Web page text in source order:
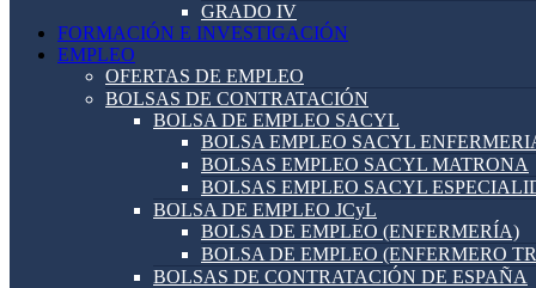
GRADO IV
FORMACIÓN E INVESTIGACIÓN
EMPLEO
OFERTAS DE EMPLEO
BOLSAS DE CONTRATACIÓN
BOLSA DE EMPLEO SACYL
BOLSA EMPLEO SACYL
BOLSAS EMPLEO SACYL MATRONA
BOLSAS EMPLEO SACYL
BOLSA DE EMPLEO JCyL
BOLSA DE EMPLEO (ENFERMERÍA)
BOLSA DE EMPLEO (ENFERMERO
BOLSAS DE CONTRATACIÓN DE ESPAÑA